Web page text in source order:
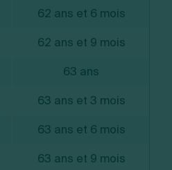
62 ans et 6 mois
62 ans et 9 mois
63 ans
63 ans et 3 mois
63 ans et 6 mois
63 ans et 9 mois